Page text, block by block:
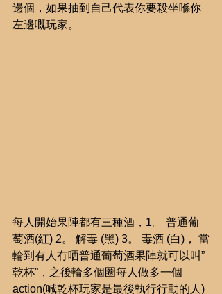
邊個，如果抽到自己代表你要殺坐喺你
左邊嘅玩家。
每人開始果陣都有三種酒，1。 普通葡
萄酒(紅) 2。 解毒 (黑) 3。 毒酒 (白)， 當
輪到有人冇哂普通葡萄酒果陣就可以叫”
乾杯”，之後輪多個圈每人做多一個
action(喊乾杯玩家是最後執行行動的人)